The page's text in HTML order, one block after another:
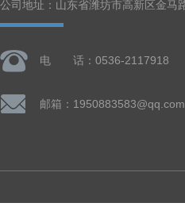
公司地址：山东省潍坊市高新区金马
电 话：0536-2117918
邮箱：1950883583@qq.com